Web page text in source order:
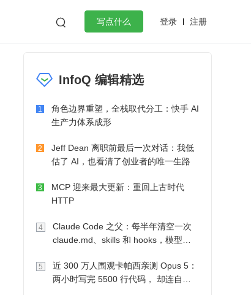
 写点什么 登录 注册
微服务架构 flutter
InfoQ 编辑精选
1
角色边界重塑，全栈取代分工：快手 AI
生产力体系成形
2
Jeff Dean 离职前最后一次对话：我低
估了 AI，也看清了创业者的唯一生路
3
MCP 迎来最大更新：重回上古时代
HTTP
4
Claude Code 之父：每半年清空一次
claude.md、skills 和 hooks，模型自
5
近 300 万人围观卡帕西亲测 Opus 5：
两小时写完 5500 行代码， 却连自己